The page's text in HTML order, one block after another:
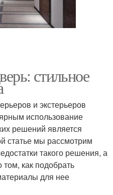
стильное
и экстерьеров
использование
решений является
статье мы рассмотрим
такого решения, а
как подобрать
для нее